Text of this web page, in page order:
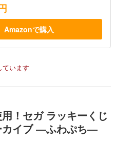
Amazonで購入
ています
！セガ ラッキーくじ
カイブ ―ふわぷち―